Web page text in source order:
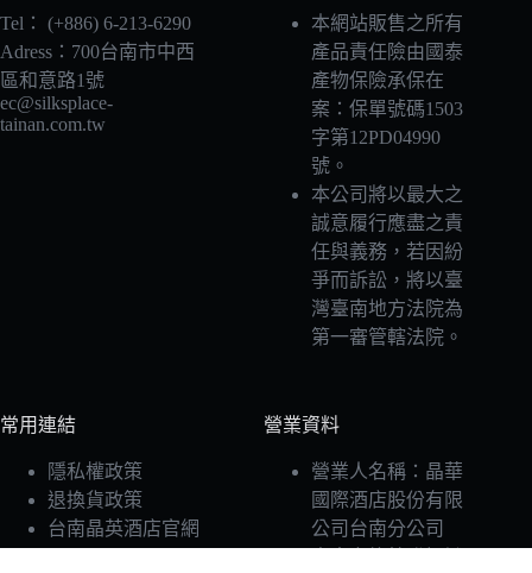
種
款
種
款
式。
可
在
品
頁
面
選
擇
選
Tel： (+886) 6-213-6290
Adress：700台南市中西
區和意路1號
ec@silksplace-
tainan.com.tw
本網站販售之所有
產品責任險由國泰
產物保險承保在
案：保單號碼1503
字第12PD04990
號。
本公司將以最大之
誠意履行應盡之責
任與義務，若因紛
爭而訴訟，將以臺
灣臺南地方法院為
第一審管轄法院。
常用連結
隱私權政策
退換貨政策
台南晶英酒店官網
營業資料
營業人名稱：晶華
國際酒店股份有限
公司台南分公司